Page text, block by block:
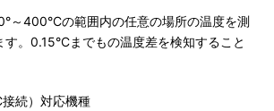
～400°Cの範囲内の任意の場所の温度を測
。0.15°Cまでもの温度差を検知すること
続）対応機種